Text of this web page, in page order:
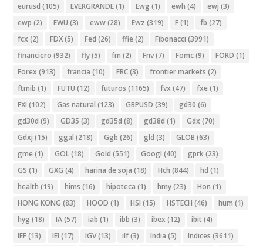
eurusd (105) EVERGRANDE(1) Ewg (1) ewh (4) ewj (3)
ewp (2) EWU (3) eww(28) Ewz (319) F(1) fb (27)
fcx (2) FDX(5) Fed (26) ffie (2) Fibonacci (3991)
financiero (932) fly(5) fm (2) Fnv(7) Fomc(9) FORD (1)
Forex (913) francia (10) FRC(3) frontier markets (2)
ftmib (1) FUTU (12) futuros (1165) fvx (47) fxe (1)
FXI (102) Gas natural (123) GBPUSD (39) gd30 (6)
gd30d (9) GD35 (3) gd35d (8) gd38d (1) Gdx (70)
Gdxj (15) ggal (218) Ggb (26) gld (3) GLOB (63)
gme (1) GOL(18) Gold (551) Googl (40) gprk(23)
GS (1) GXG (4) harina de soja (18) Hch (844) hd (1)
health (19) hims (16) hipoteca (1) hmy(23) Hon (1)
HONG KONG (83) HOOD (1) HSI (15) HSTECH (46) hum (1)
hyg (18) IA(57) iab (1) ibb (3) ibex (12) ibit (4)
IEF(13) IEI (17) IGV(13) ilf(3) India (5) Indices (3611)